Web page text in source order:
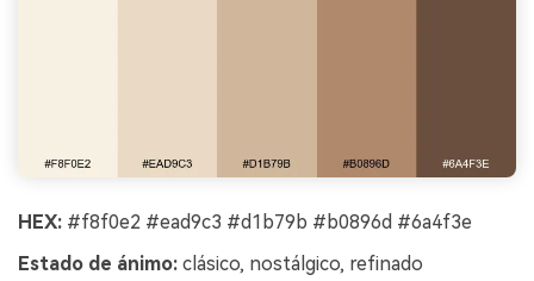
HEX: #f8f0e2 #ead9c3 #d1b79b #b0896d #6a4f3e
Estado de ánimo: clásico, nostálgico, refinado